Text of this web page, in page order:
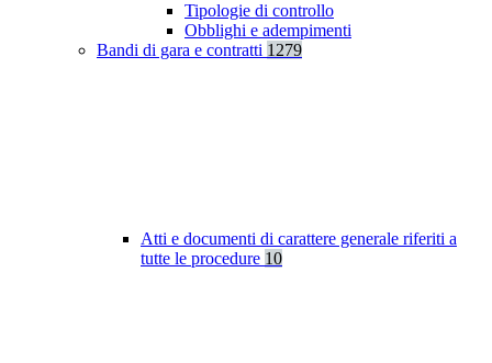
Tipologie di controllo
Obblighi e adempimenti
Bandi di gara e contratti 1279
Atti e documenti di carattere generale riferiti a
tutte le procedure 10